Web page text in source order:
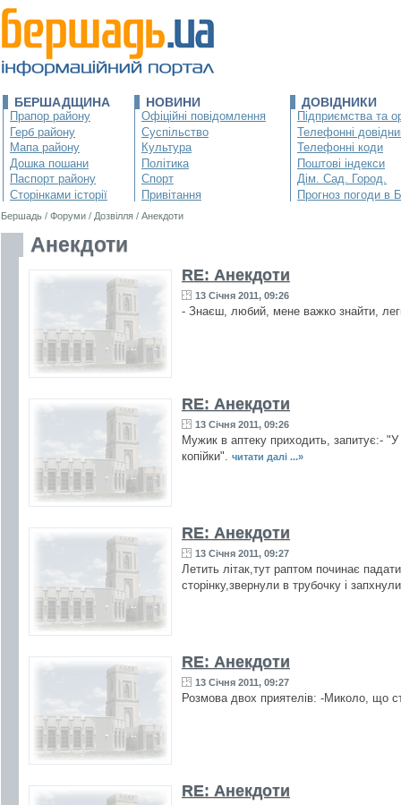
БЕРШАДЩИНА
Прапор району
Герб району
Мапа району
Дошка пошани
Паспорт району
Сторінками історії
НОВИНИ
Офіційні повідомлення
Суспільство
Культура
Політика
Спорт
Привітання
ДОВІДНИКИ
Підприємства та
Телефонні
Телефонні коди
Поштові індекси
Дім. Сад. Город.
Прогноз погоди в
Бершадь / Форуми / Дозвілля / Анекдоти
Анекдоти
RE: Анекдоти
13 Січня 2011, 09:26
- Знаєш, любий, мене важко знайти,
RE: Анекдоти
13 Січня 2011, 09:26
Мужик в аптеку приходить, запитує:- "У
копійки". читати далі ...»
RE: Анекдоти
13 Січня 2011, 09:27
Летить літак,тут раптом починає
сторінку,звернули в трубочку і
RE: Анекдоти
13 Січня 2011, 09:27
Розмова двох приятелів: -Миколо, що
RE: Анекдоти